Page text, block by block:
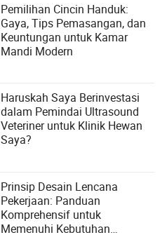
Pemilihan Cincin Handuk:
Gaya, Tips Pemasangan, dan
Keuntungan untuk Kamar
Mandi Modern
Haruskah Saya Berinvestasi
dalam Pemindai Ultrasound
Veteriner untuk Klinik Hewan
Saya?
Prinsip Desain Lencana
Pekerjaan: Panduan
Komprehensif untuk
Memenuhi Kebutuhan